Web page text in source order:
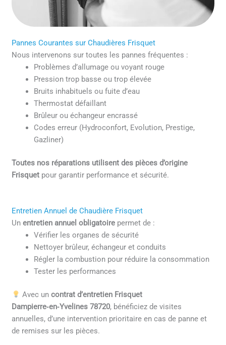
Pannes Courantes sur Chaudières Frisquet
Nous intervenons sur toutes les pannes fréquentes :
Problèmes d’allumage ou voyant rouge
Pression trop basse ou trop élevée
Bruits inhabituels ou fuite d’eau
Thermostat défaillant
Brûleur ou échangeur encrassé
Codes erreur (Hydroconfort, Evolution, Prestige,
Gazliner)
Toutes nos réparations utilisent des pièces d’origine
Frisquet pour garantir performance et sécurité.
Entretien Annuel de Chaudière Frisquet
Unentretien annuel obligatoire permet de :
Vérifier les organes de sécurité
Nettoyer brûleur, échangeur et conduits
Régler la combustion pour réduire la consommation
Tester les performances
Avec un contrat d’entretien Frisquet
Dampierre‑en‑Yvelines 78720, bénéficiez de visites
annuelles, d’une intervention prioritaire en cas de panne et
de remises sur les pièces.